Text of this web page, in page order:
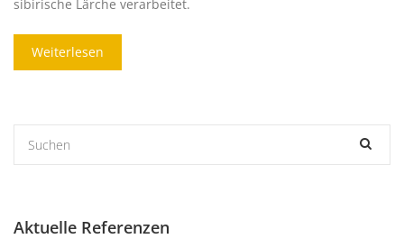
sibirische Lärche verarbeitet.
Weiterlesen
Aktuelle Referenzen